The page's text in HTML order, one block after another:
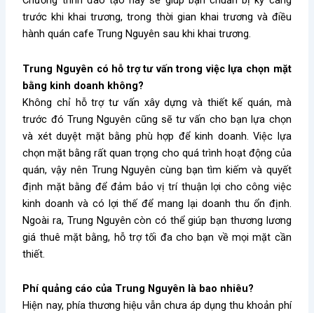
trước khi khai trương, trong thời gian khai trương và điều
hành quán cafe Trung Nguyên sau khi khai trương.
Trung Nguyên có hỗ trợ tư vấn trong việc lựa chọn mặt
bằng kinh doanh không?
Không chỉ hỗ trợ tư vấn xây dựng và thiết kế quán, mà
trước đó Trung Nguyên cũng sẽ tư vấn cho bạn lựa chọn
và xét duyệt mặt bằng phù hợp để kinh doanh. Việc lựa
chọn mặt bằng rất quan trọng cho quá trình hoạt động của
quán, vậy nên Trung Nguyên cùng bạn tìm kiếm và quyết
định mặt bằng để đảm bảo vị trí thuận lợi cho công việc
kinh doanh và có lợi thế để mang lại doanh thu ổn định.
Ngoài ra, Trung Nguyên còn có thể giúp bạn thương lương
giá thuê mặt bằng, hỗ trợ tối đa cho bạn về mọi mặt cần
thiết.
Phí quảng cáo của Trung Nguyên là bao nhiêu?
Hiện nay, phía thương hiệu vẫn chưa áp dụng thu khoản phí